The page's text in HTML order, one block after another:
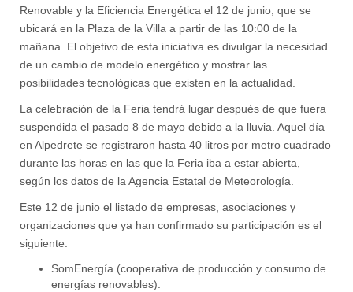
Renovable y la Eficiencia Energética el 12 de junio, que se
ubicará en la Plaza de la Villa a partir de las 10:00 de la
mañana. El objetivo de esta iniciativa es divulgar la necesidad
de un cambio de modelo energético y mostrar las
posibilidades tecnológicas que existen en la actualidad.
La celebración de la Feria tendrá lugar después de que fuera
suspendida el pasado 8 de mayo debido a la lluvia. Aquel día
en Alpedrete se registraron hasta 40 litros por metro cuadrado
durante las horas en las que la Feria iba a estar abierta,
según los datos de la Agencia Estatal de Meteorología.
Este 12 de junio el listado de empresas, asociaciones y
organizaciones que ya han confirmado su participación es el
siguiente:
SomEnergía (cooperativa de producción y consumo de
energías renovables).